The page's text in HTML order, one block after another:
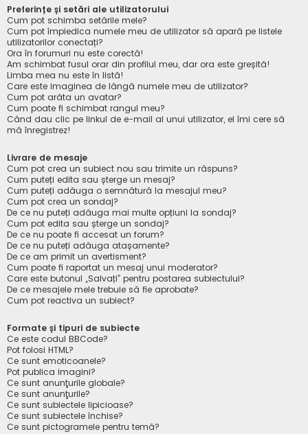
Preferințe și setări ale utilizatorului
Cum pot schimba setările mele?
Cum pot împiedica numele meu de utilizator să apară pe listele
utilizatorilor conectați?
Ora în forumuri nu este corectă!
Am schimbat fusul orar din profilul meu, dar ora este greșită!
Limba mea nu este în listă!
Care este imaginea de lângă numele meu de utilizator?
Cum pot arăta un avatar?
Cum poate fi schimbat rangul meu?
Când dau clic pe linkul de e-mail al unui utilizator, el îmi cere să
mă înregistrez!
Livrare de mesaje
Cum pot crea un subiect nou sau trimite un răspuns?
Cum puteți edita sau șterge un mesaj?
Cum puteți adăuga o semnătură la mesajul meu?
Cum pot crea un sondaj?
De ce nu puteți adăuga mai multe opțiuni la sondaj?
Cum pot edita sau șterge un sondaj?
De ce nu poate fi accesat un forum?
De ce nu puteți adăuga atașamente?
De ce am primit un avertisment?
Cum poate fi raportat un mesaj unui moderator?
Care este butonul „Salvați” pentru postarea subiectului?
De ce mesajele mele trebuie să fie aprobate?
Cum pot reactiva un subiect?
Formate și tipuri de subiecte
Ce este codul BBCode?
Pot folosi HTML?
Ce sunt emoticoanele?
Pot publica imagini?
Ce sunt anunţurile globale?
Ce sunt anunţurile?
Ce sunt subiectele lipicioase?
Ce sunt subiectele închise?
Ce sunt pictogramele pentru temă?